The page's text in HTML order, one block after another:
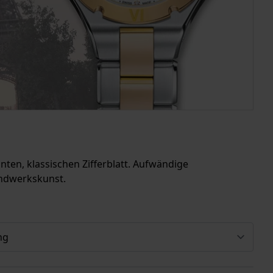
klassischen Zifferblatt. Aufwändige